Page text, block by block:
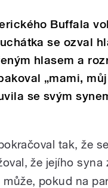
Buffala
se ozval
hlasem a
„mami,
se svým
tak, že
že jejího
pokud na